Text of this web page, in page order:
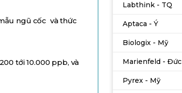
ngũ cốc và thức
tới 10.000 ppb, và
Labthink - TQ
Aptaca - Ý
Biologix - Mỹ
Marienfeld - Đức
Pyrex - Mỹ